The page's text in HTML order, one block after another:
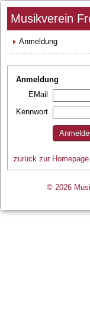
Musikverein
Anmeldung
Anmeldung
EMail
Kennwort
zurück zur
© 2026